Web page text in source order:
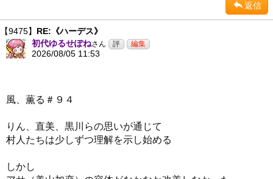
返信
【9475】 RE:《ハーデス》
初代ゆるせぽねさん
2026/08/05 11:53
風、薫る＃９４
りん、直美、黒川らの思いが通じて
村人たちは少しずつ理解を示し始める
しかし